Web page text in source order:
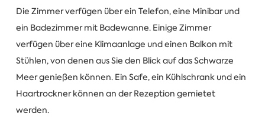
Die Zimmer verfügen über ein Telefon, eine Minibar und
ein Badezimmer mit Badewanne. Einige Zimmer
verfügen über eine Klimaanlage und einen Balkon mit
Stühlen, von denen aus Sie den Blick auf das Schwarze
Meer genießen können. Ein Safe, ein Kühlschrank und ein
Haartrockner können an der Rezeption gemietet
werden.